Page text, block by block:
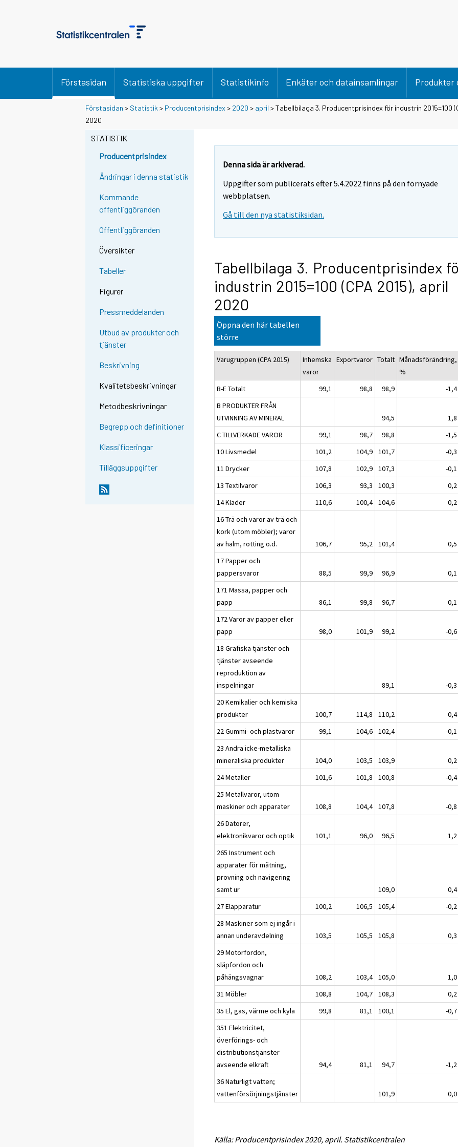
Förstasidan Statistiska uppgifter Statistikinfo Enkäter och datainsamlingar Produkter
Förstasidan > Statistik > Producentprisindex > 2020 > april > Tabellbilaga 3. Producentprisindex för industrin 2015=100
2020
STATISTIK
Producentprisindex
Ändringar i denna statistik
Kommande
offentliggöranden
Offentliggöranden
Översikter
Tabeller
Figurer
Pressmeddelanden
Utbud av produkter och
tjänster
Beskrivning
Kvalitetsbeskrivningar
Metodbeskrivningar
Begrepp och definitioner
Klassificeringar
Tilläggsuppgifter
Denna sida är arkiverad.
Uppgifter som publicerats efter 5.4.2022 finns på den förnyade
webbplatsen.
Gå till den nya statistiksidan.
Tabellbilaga 3. Producentprisindex
industrin 2015=100 (CPA 2015), april
2020
Öppna den här tabellen
större
Varugruppen (CPA 2015)
Inhemska
varor
Exportvaror Totalt Månadsförändring,
%
B-E Totalt
99,1 98,8 98,9 -1,4
B PRODUKTER FRÅN
UTVINNING AV MINERAL
94,5 1,8
C TILLVERKADE VAROR
99,1 98,7 98,8 -1,5
10 Livsmedel
101,2 104,9 101,7 -0,3
11 Drycker
107,8 102,9 107,3 -0,1
13 Textilvaror
106,3 93,3 100,3 0,2
14 Kläder
110,6 100,4 104,6 0,2
16 Trä och varor av trä och
kork (utom möbler); varor
av halm, rotting o.d.
106,7 95,2 101,4 0,5
17 Papper och
pappersvaror
88,5 99,9 96,9 0,1
171 Massa, papper och
papp
86,1 99,8 96,7 0,1
172 Varor av papper eller
papp
98,0 101,9 99,2 -0,6
18 Grafiska tjänster och
tjänster avseende
reproduktion av
inspelningar
89,1 -0,3
20 Kemikalier och kemiska
produkter
100,7 114,8 110,2 0,4
22 Gummi- och plastvaror
99,1 104,6 102,4 -0,1
23 Andra icke-metalliska
mineraliska produkter
104,0 103,5 103,9 0,2
24 Metaller
101,6 101,8 100,8 -0,4
25 Metallvaror, utom
maskiner och apparater
108,8 104,4 107,8 -0,8
26 Datorer,
elektronikvaror och optik
101,1 96,0 96,5 1,2
265 Instrument och
apparater för mätning,
provning och navigering
samt ur
109,0 0,4
27 Elapparatur
100,2 106,5 105,4 -0,2
28 Maskiner som ej ingår i
annan underavdelning
103,5 105,5 105,8 0,3
29 Motorfordon,
släpfordon och
påhängsvagnar
108,2 103,4 105,0 1,0
31 Möbler
108,8 104,7 108,3 0,2
35 El, gas, värme och kyla
99,8 81,1 100,1 -0,7
351 Elektricitet,
överförings- och
distributionstjänster
avseende elkraft
94,4 81,1 94,7 -1,2
36 Naturligt vatten;
vattenförsörjningstjänster
101,9 0,0
Källa: Producentprisindex 2020, april. Statistikcentralen